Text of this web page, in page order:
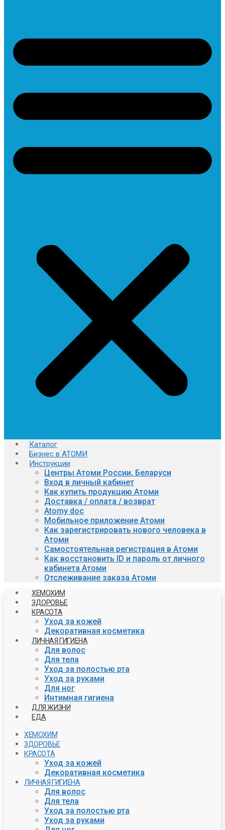
Каталог
Бизнес в АТОМИ
Инструкции
Центры Атоми России, Беларуси
Вход в личный кабинет
Как купить продукцию Атоми
Доставка / оплата / возврат
Atomy doc
Мобильное приложение Атоми
Как зарегистрировать нового человека в
Атоми
Самостоятельная регистрация в Атоми
Как восстановить ID и пароль от личного
кабинета Атоми
Отслеживание заказа Атоми
ХЕМОХИМ
ЗДОРОВЬЕ
КРАСОТА
Уход за кожей
Декоративная косметика
ЛИЧНАЯ ГИГИЕНА
Для волос
Для тела
Уход за полостью рта
Уход за руками
Для ног
Интимная гигиена
ДЛЯ ЖИЗНИ
ЕДА
ХЕМОХИМ
ЗДОРОВЬЕ
КРАСОТА
Уход за кожей
Декоративная косметика
ЛИЧНАЯ ГИГИЕНА
Для волос
Для тела
Уход за полостью рта
Уход за руками